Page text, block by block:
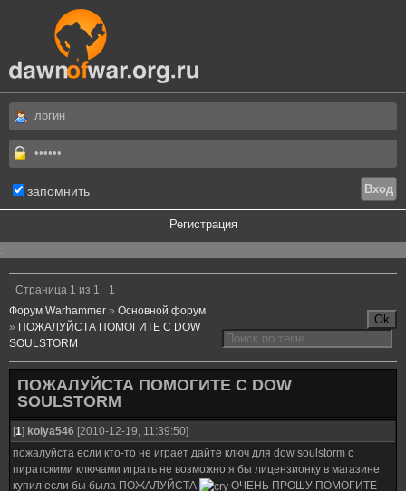
запомнить
Регистрация
.
Страница 1 из 1
1
Форум Warhammer » Основной форум
» ПОЖАЛУЙСТА ПОМОГИТЕ С DOW
SOULSTORM
ПОЖАЛУЙСТА ПОМОГИТЕ С DOW
SOULSTORM
[1] kolya546 [2010-12-19, 11:39:50]
пожалуйста если кто-то не играет дайте ключ для dow soulstorm с
пиратскими ключами играть не возможно я бы лицензионку в магазине
купил если бы была ПОЖАЛУЙСТА
ОЧЕНЬ ПРОШУ ПОМОГИТЕ